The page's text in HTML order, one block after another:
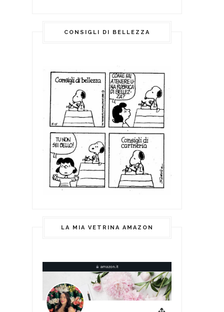
CONSIGLI DI BELLEZZA
LA MIA VETRINA AMAZON